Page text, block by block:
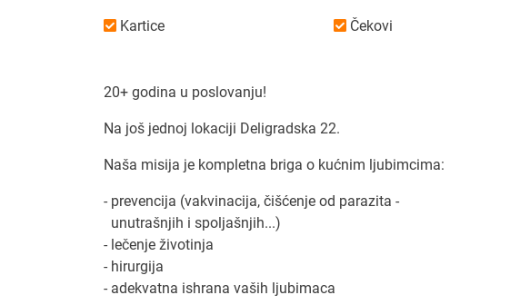
Kartice Čekovi
20+ godina u poslovanju!
Na još jednoj lokaciji Deligradska 22.
Naša misija je kompletna briga o kućnim ljubimcima:
- prevencija (vakvinacija, čišćenje od parazita -
unutrašnjih i spoljašnjih...)
- lečenje životinja
- hirurgija
- adekvatna ishrana vaših ljubimaca